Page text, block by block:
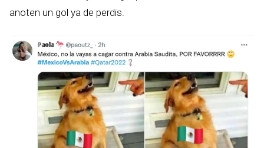
anoten un gol ya de perdis.